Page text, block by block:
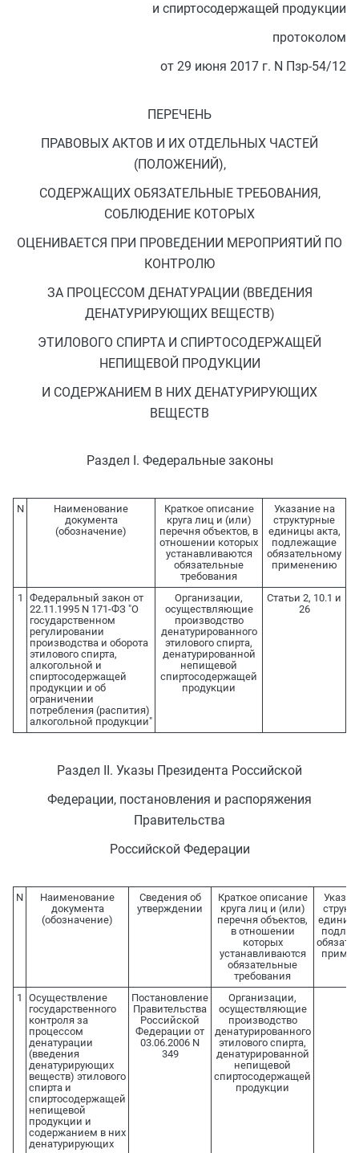
и спиртосодержащей продукции
протоколом
от 29 июня 2017 г. N Пзр-54/12
ПЕРЕЧЕНЬ
ПРАВОВЫХ АКТОВ И ИХ ОТДЕЛЬНЫХ ЧАСТЕЙ
(ПОЛОЖЕНИЙ),
СОДЕРЖАЩИХ ОБЯЗАТЕЛЬНЫЕ ТРЕБОВАНИЯ,
СОБЛЮДЕНИЕ КОТОРЫХ
ОЦЕНИВАЕТСЯ ПРИ ПРОВЕДЕНИИ МЕРОПРИЯТИЙ ПО
КОНТРОЛЮ
ЗА ПРОЦЕССОМ ДЕНАТУРАЦИИ (ВВЕДЕНИЯ
ДЕНАТУРИРУЮЩИХ ВЕЩЕСТВ)
ЭТИЛОВОГО СПИРТА И СПИРТОСОДЕРЖАЩЕЙ
НЕПИЩЕВОЙ ПРОДУКЦИИ
И СОДЕРЖАНИЕМ В НИХ ДЕНАТУРИРУЮЩИХ
ВЕЩЕСТВ
Раздел I. Федеральные законы
N
Наименование
документа
(обозначение)
Краткое описание
круга лиц и (или)
перечня объектов, в
отношении которых
устанавливаются
обязательные
требования
Указание на
структурные
единицы акта,
подлежащие
обязательному
применению
1
Федеральный закон от
22.11.1995 N 171-ФЗ "О
государственном
регулировании
производства и оборота
этилового спирта,
алкогольной и
спиртосодержащей
продукции и об
ограничении
потребления (распития)
алкогольной продукции"
Организации,
осуществляющие
производство
денатурированного
этилового спирта,
денатурированной
непищевой
спиртосодержащей
продукции
Статьи 2, 10.1 и
26
Раздел II. Указы Президента Российской
Федерации, постановления и распоряжения
Правительства
Российской Федерации
N
Наименование
документа
(обозначение)
Сведения об
утверждении
Краткое описание
круга лиц и (или)
перечня объектов,
в отношении
которых
устанавливаются
обязательные
требования
1
Осуществление
государственного
контроля за
процессом
денатурации
(введения
денатурирующих
веществ) этилового
спирта и
спиртосодержащей
непищевой
продукции и
содержанием в них
денатурирующих
Постановление
Правительства
Российской
Федерации от
03.06.2006 N
349
Организации,
осуществляющие
производство
денатурированного
этилового спирта,
денатурированной
непищевой
спиртосодержащей
продукции